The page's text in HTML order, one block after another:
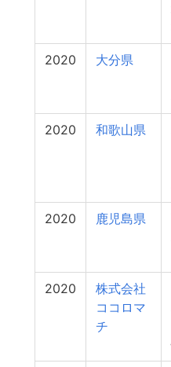
2020 大分県
2020 和歌山県
2020 鹿児島県
2020
株式会社
ココロマ
チ